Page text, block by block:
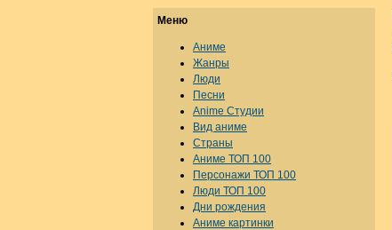
Меню
Аниме
Жанры
Люди
Песни
Anime Студии
Вид аниме
Страны
Аниме ТОП 100
Персонажи ТОП 100
Люди ТОП 100
Дни рождения
Аниме картинки